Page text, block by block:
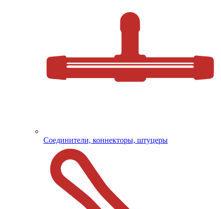
Соединители, коннекторы, штуцеры